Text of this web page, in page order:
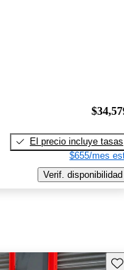
El precio incluye tasas
$655/mes
Verif. disponibilidad